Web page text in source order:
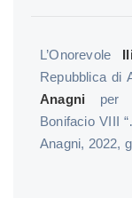
L’Onorevole
Repubblica di
Anagni per
Bonifacio VIII
Anagni, 2022,